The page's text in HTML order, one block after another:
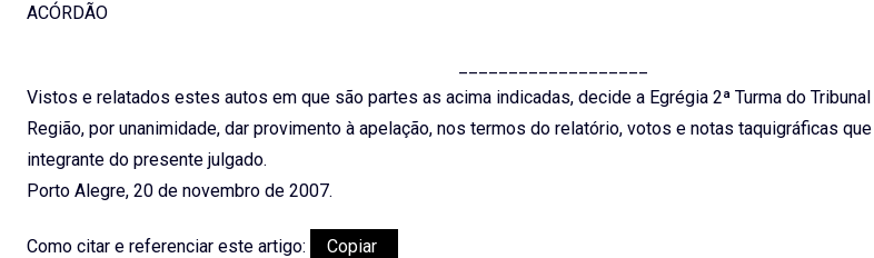
ACÓRDÃO
Vistos e relatados estes autos em que são partes as acima indicadas, decide a Egrégia 2ª Turma do
Região, por unanimidade, dar provimento à apelação, nos termos do relatório, votos e notas taquigráficas
integrante do presente julgado.
Porto Alegre, 20 de novembro de 2007.
Como citar e referenciar este artigo:
Copiar